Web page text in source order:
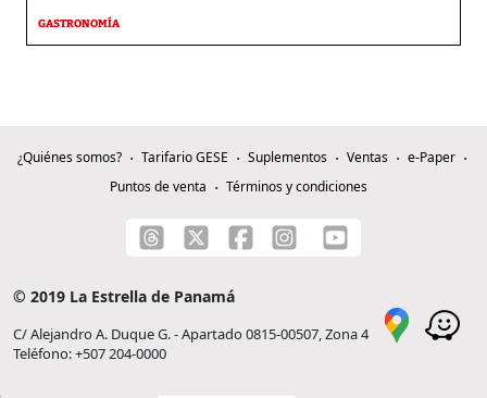
GASTRONOMÍA
¿Quiénes somos? Tarifario GESE Suplementos Ventas
e-Paper
Puntos de venta
Términos y condiciones
© 2019 La Estrella de Panamá
C/ Alejandro A. Duque G. - Apartado 0815-00507, Zona 4
Teléfono: +507 204-0000